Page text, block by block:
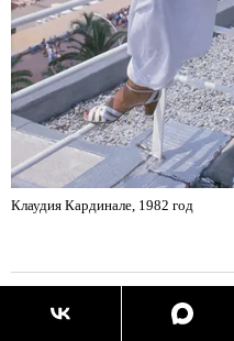
Клаудия Кардинале, 1982 год